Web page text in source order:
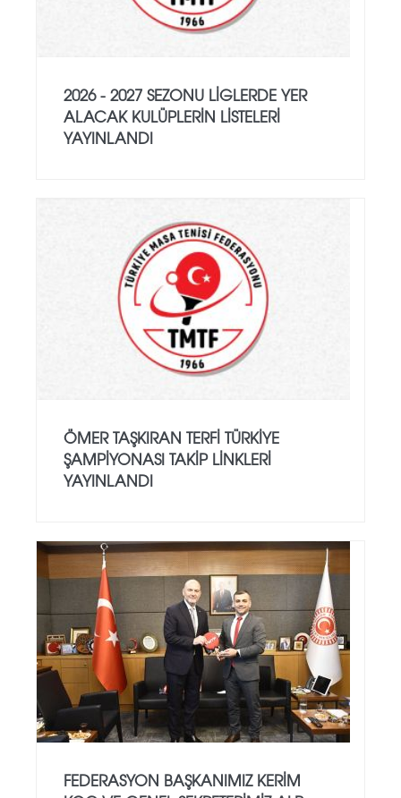
2026 - 2027 SEZONU LIGLERDE YER
ALACAK KULÜPLERIN LISTELERI
YAYINLANDI
ÖMER TAŞKIRAN TERFI TÜRKIYE
ŞAMPIYONASI TAKIP LINKLERI
YAYINLANDI
FEDERASYON BAŞKANIMIZ KERIM